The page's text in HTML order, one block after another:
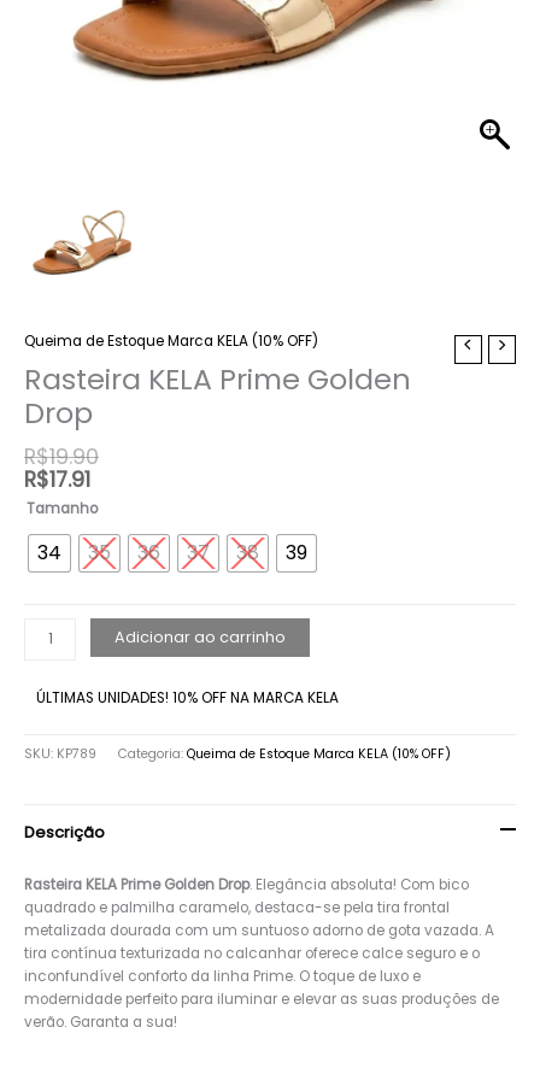
Queima de Estoque Marca KELA (10% OFF)
Rasteira KELA Prime Golden
Drop
R$19.90
R$17.91
Tamanho
34 35 36 37 38 39
Rasteira
KELA
Prime
Golden
quantidade
Adicionar ao carrinho
ÚLTIMAS UNIDADES! 10% OFF NA MARCA KELA
SKU: KP789 Categoria: Queima de Estoque Marca KELA (10% OFF)
Descrição
Rasteira KELA Prime Golden Drop. Elegância absoluta! Com bico
quadrado e palmilha caramelo, destaca-se pela tira frontal
metalizada dourada com um suntuoso adorno de gota vazada. A
tira contínua texturizada no calcanhar oferece calce seguro e o
inconfundível conforto da linha Prime. O toque de luxo e
modernidade perfeito para iluminar e elevar as suas produções de
verão. Garanta a sua!